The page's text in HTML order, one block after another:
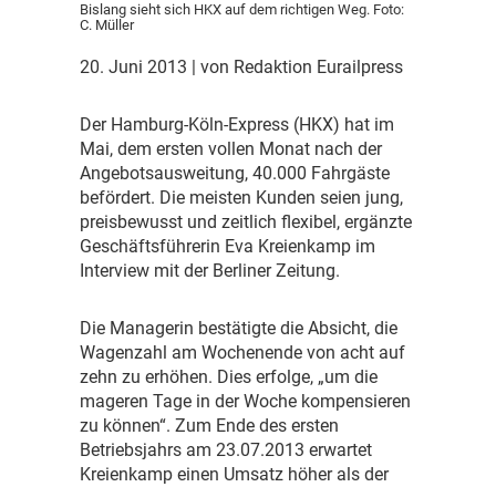
Bislang sieht sich HKX auf dem richtigen Weg. Foto:
C. Müller
20. Juni 2013 | von Redaktion Eurailpress
Der Hamburg-Köln-Express (HKX) hat im
Mai, dem ersten vollen Monat nach der
Angebotsausweitung, 40.000 Fahrgäste
befördert. Die meisten Kunden seien jung,
preisbewusst und zeitlich flexibel, ergänzte
Geschäftsführerin Eva Kreienkamp im
Interview mit der Berliner Zeitung.
Die Managerin bestätigte die Absicht, die
Wagenzahl am Wochenende von acht auf
zehn zu erhöhen. Dies erfolge, „um die
mageren Tage in der Woche kompensieren
zu können“. Zum Ende des ersten
Betriebsjahrs am 23.07.2013 erwartet
Kreienkamp einen Umsatz höher als der